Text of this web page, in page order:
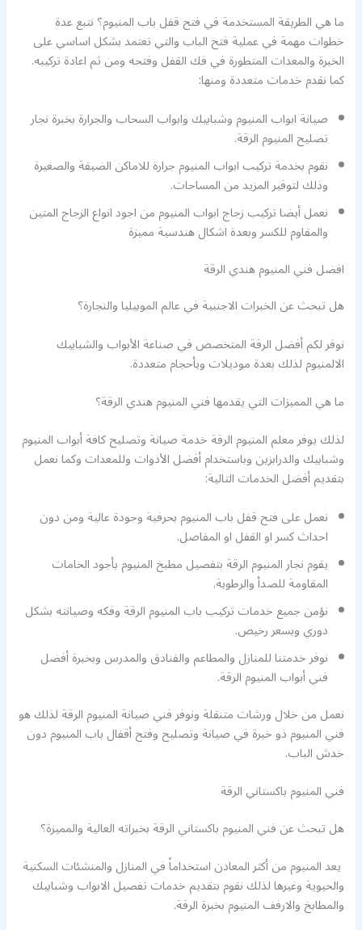
ما هي الطريقة المستخدمة في فتح قفل باب المنيوم؟ نتبع عدة
خطوات مهمة في عملية فتح الباب والتي تعتمد بشكل اساسي على
الخبرة والمعدات المتطورة في فك القفل وفتحه ومن ثم اعادة تركيبه.
كما نقدم خدمات متعددة ومنها:
صيانة ابواب المنيوم وشبابيك وابواب السحاب والجرارة بخبرة نجار
تصليح المنيوم الرقة.
نقوم بخدمة تركيب ابواب المنيوم جرارة للاماكن الضيقة والصغيرة
وذلك لتوفير المزيد من المساحات.
نعمل أيضا تركيب زجاج ابواب المنيوم من اجود انواع الزجاج المتين
والمقاوم للكسر وبعدة اشكال هندسية مميزة
افضل فني المنيوم هندي الرقة
هل تبحث عن الخبرات الاجنبية في عالم الموبيليا والنجارة؟
نوفر لكم أفضل الرقة المتخصص في صناعة الأبواب والشبابيك
الالمنيوم لذلك بعدة موديلات وبأحجام متعددة.
ما هي المميزات التي يقدمها فني المنيوم هندي الرقة؟
لذلك يوفر معلم المنيوم الرقة خدمة صيانة وتصليح كافة أبواب المنيوم
وشبابيك والدرابزين وباستخدام أفضل الأدوات وللمعدات وكما نعمل
بتقديم أفضل الخدمات التالية:
نعمل على فتح قفل باب المنيوم بحرفية وجودة عالية ومن دون
احداث كسر او القفل او المفاصل.
يقوم نجار المنيوم الرقة بتفصيل مطبخ المنيوم بأجود الخامات
المقاومة للصدأ والرطوبة.
نؤمن جميع خدمات تركيب باب المنيوم الرقة وفكه وصيانته بشكل
دوري وبسعر رخيص.
نوفر خدمتنا للمنازل والمطاعم والفنادق والمدرس وبخبرة أفضل
فني أبواب المنيوم الرقة.
نعمل من خلال ورشات متنقلة ونوفر فني صيانة المنيوم الرقة لذلك هو
فني المنيوم ذو خبرة في صيانة وتصليح وفتح أقفال باب المنيوم دون
خدش الباب.
فني المنيوم باكستاني الرقة
هل تبحث عن فني المنيوم باكستاني الرقة بخبراته العالية والمميزة؟
يعد المنيوم من أكثر المعادن استخداماً في المنازل والمنشئات السكنية
والحيوية وغيرها لذلك نقوم بتقديم خدمات تفصيل الابواب وشبابيك
والمطابخ والارفف المنيوم بخبرة الرقة.